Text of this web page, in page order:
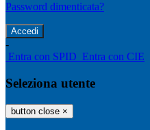
Password dimenticata?
-
Entra con SPID Entra con CIE
Seleziona utente
button close ×